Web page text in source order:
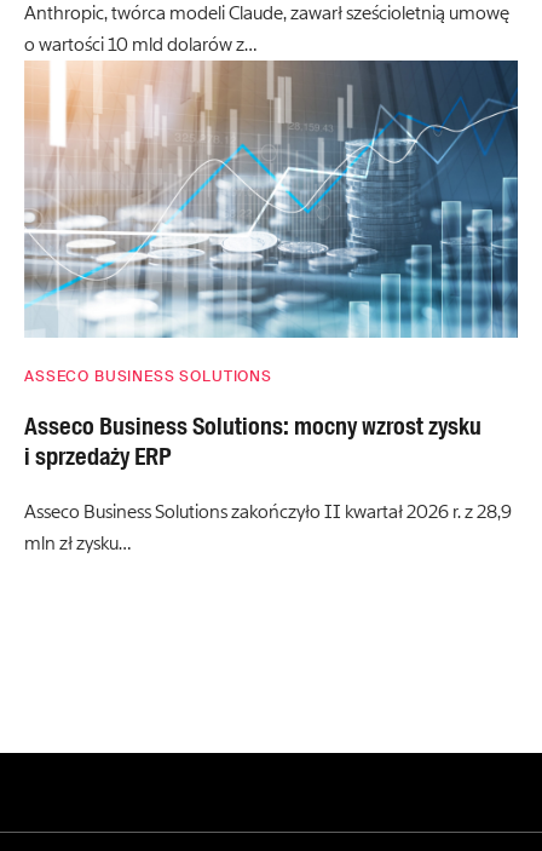
Anthropic, twórca modeli Claude, zawarł sześcioletnią umowę
o wartości 10 mld dolarów z…
ASSECO BUSINESS SOLUTIONS
Asseco Business Solutions: mocny wzrost zysku
i sprzedaży ERP
Asseco Business Solutions zakończyło II kwartał 2026 r. z 28,9
mln zł zysku…